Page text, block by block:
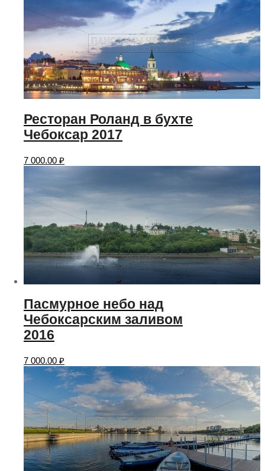
Ресторан Роланд в бухте
Чебоксар 2017
7 000.00 ₽
Пасмурное небо над
Чебоксарским заливом
2016
7 000.00 ₽